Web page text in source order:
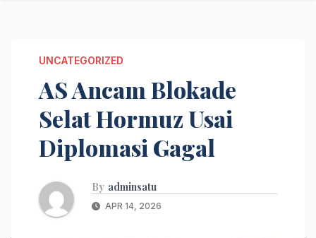
UNCATEGORIZED
AS Ancam Blokade
Selat Hormuz Usai
Diplomasi Gagal
By adminsatu
APR 14, 2026